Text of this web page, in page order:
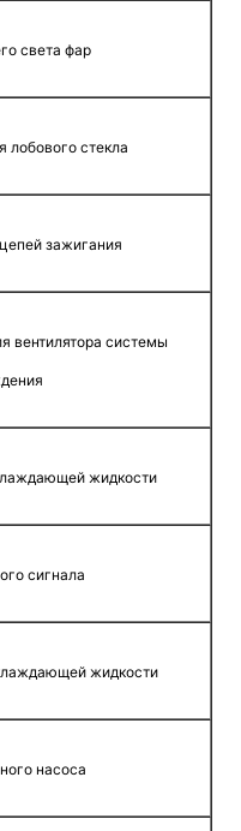
света фар
лобового стекла
зажигания
вентилятора системы
жидкости
сигнала
жидкости
насоса